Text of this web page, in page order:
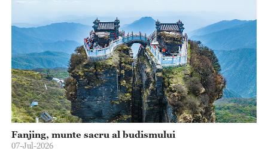
Fanjing, munte sacru al budismului
07-Jul-2026